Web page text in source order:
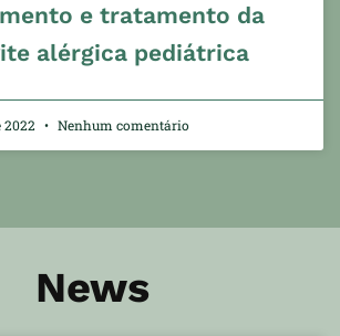
e tratamento da
alérgica pediátrica
2022 Nenhum comentário
News